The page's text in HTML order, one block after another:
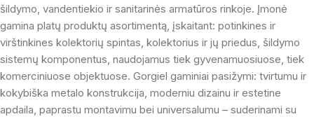
šildymo, vandentiekio ir sanitarinės armatūros rinkoje. Įmonė
gamina platų produktų asortimentą, įskaitant: potinkines ir
virštinkines kolektorių spintas, kolektorius ir jų priedus, šildymo
sistemų komponentus, naudojamus tiek gyvenamuosiuose, tiek
komerciniuose objektuose. Gorgiel gaminiai pasižymi: tvirtumu ir
kokybiška metalo konstrukcija, moderniu dizainu ir estetine
apdaila, paprastu montavimu bei universalumu – suderinami su